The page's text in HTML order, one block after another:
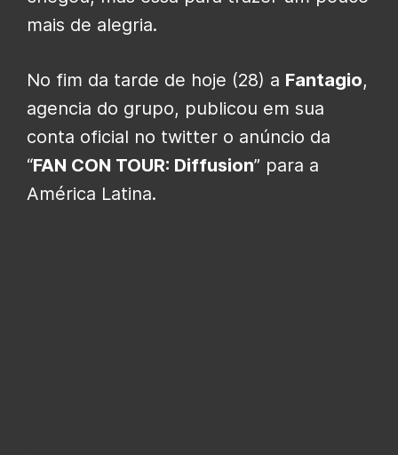
mais de alegria.
No fim da tarde de hoje (28) a Fantagio,
agencia do grupo, publicou em sua
conta oficial no twitter o anúncio da
“FAN CON TOUR: Diffusion” para a
América Latina.